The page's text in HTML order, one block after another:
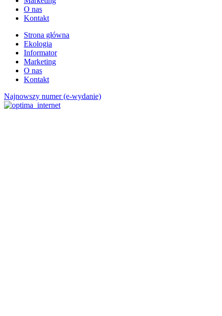
O nas
Kontakt
Strona główna
Ekologia
Informator
Marketing
O nas
Kontakt
Najnowszy numer (e-wydanie)